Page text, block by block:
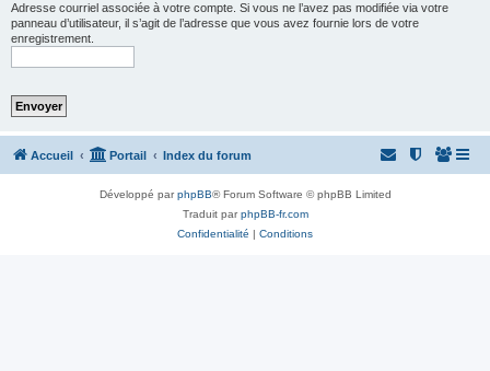
Adresse courriel associée à votre compte. Si vous ne l’avez pas modifiée via votre
panneau d’utilisateur, il s’agit de l’adresse que vous avez fournie lors de votre
enregistrement.
Accueil Portail Index du forum
Développé parphpBB® Forum Software © phpBB Limited
Traduit parphpBB-fr.com
Confidentialité | Conditions